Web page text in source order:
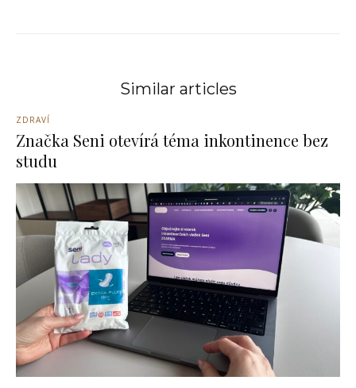
Similar articles
ZDRAVÍ
Značka Seni otevírá téma inkontinence bez
studu